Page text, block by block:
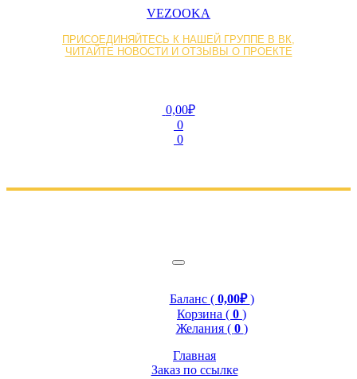
VEZOOKA
ПРИСОЕДИНЯЙТЕСЬ К НАШЕЙ ГРУППЕ В ВК,
ЧИТАЙТЕ НОВОСТИ И ОТЗЫВЫ О ПРОЕКТЕ
0,00₽
0
0
Баланс ( 0,00₽)
Корзина ( 0 )
Желания ( 0 )
Главная
Заказ по ссылке